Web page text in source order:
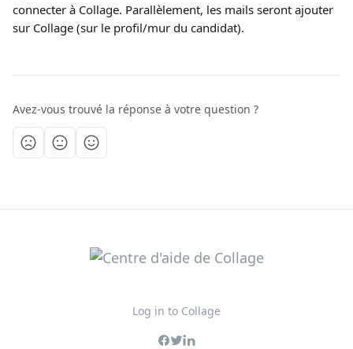
connecter à Collage. Parallèlement, les mails seront ajouter
sur Collage (sur le profil/mur du candidat).
Avez-vous trouvé la réponse à votre question ?
Log in to Collage